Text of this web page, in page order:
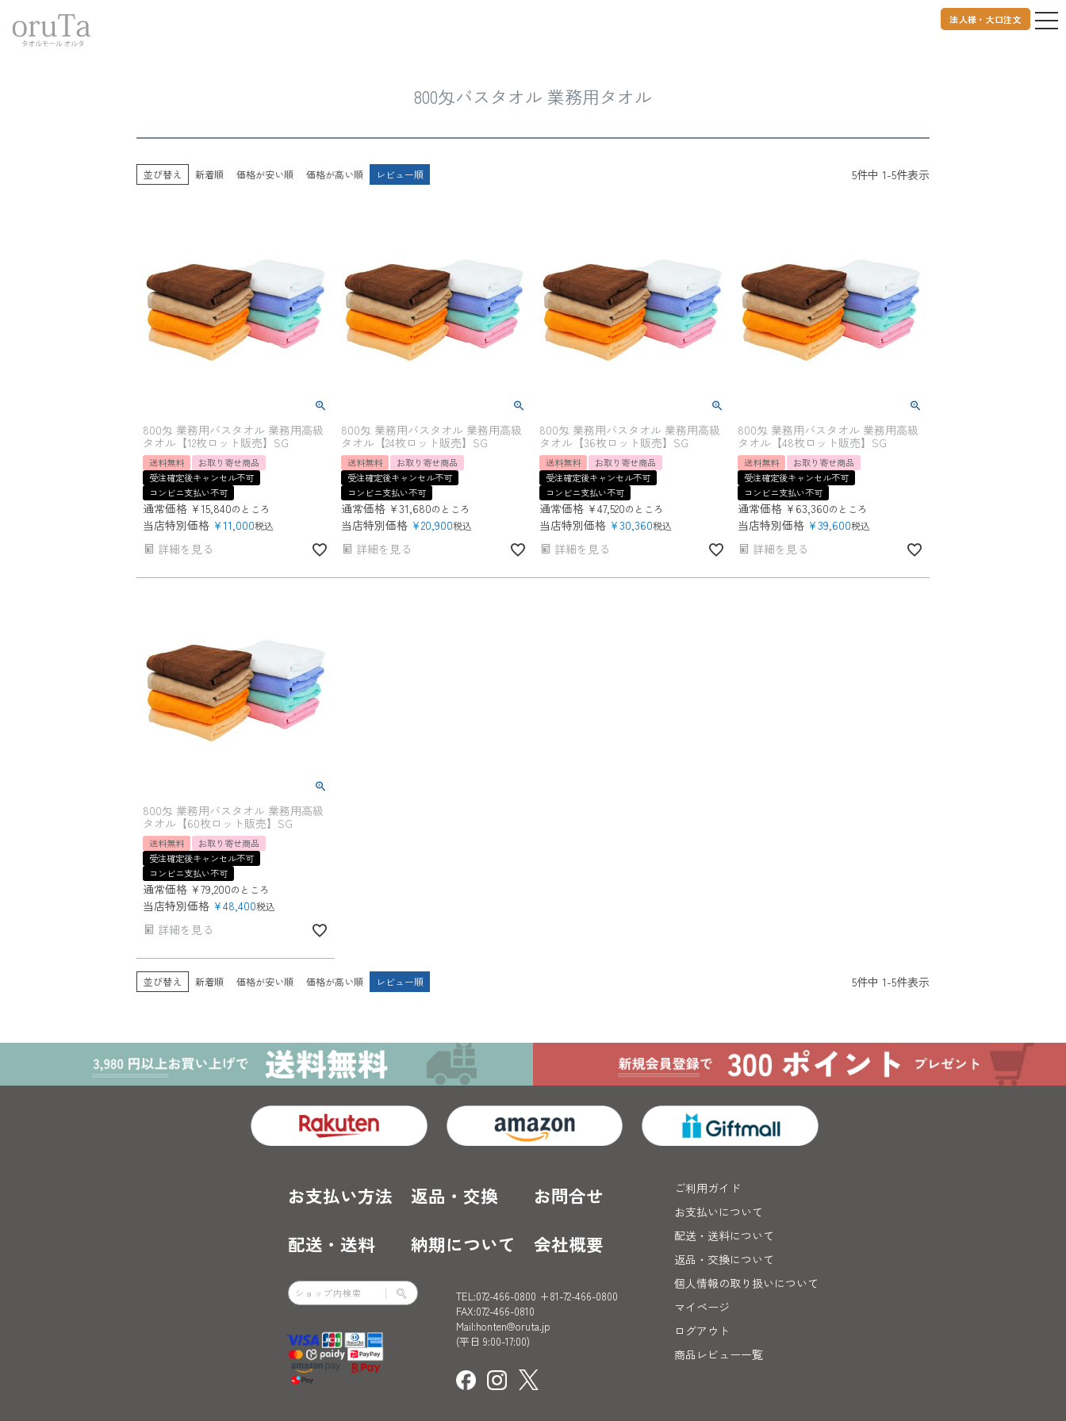
法人様・大口注文
トップページ
800匁バスタオル 業務用タオル
並び替え 新着順 価格が安い順 価格が高い順 レビュー順 5件中 1-5件表示
800匁 業務用バスタオル 業務用高級
タオル【12枚ロット販売】SG
送料無料
お取り寄せ商品
受注確定後キャンセル不可
コンビニ支払い不可
通常価格 ¥15,840のところ
当店特別価格 ¥11,000税込
詳細を見る
800匁 業務用バスタオル 業務用高級
タオル【24枚ロット販売】SG
送料無料
お取り寄せ商品
受注確定後キャンセル不可
コンビニ支払い不可
通常価格 ¥31,680のところ
当店特別価格 ¥20,900税込
詳細を見る
800匁 業務用バスタオル 業務用高級
タオル【36枚ロット販売】SG
送料無料
お取り寄せ商品
受注確定後キャンセル不可
コンビニ支払い不可
通常価格 ¥47,520のところ
当店特別価格 ¥30,360税込
詳細を見る
800匁 業務用バスタオル 業務用高級
タオル【48枚ロット販売】SG
送料無料
お取り寄せ商品
受注確定後キャンセル不可
コンビニ支払い不可
通常価格 ¥ 63,360のところ
当店特別価格 ¥39,600税込
詳細を見る
800匁 業務用バスタオル 業務用高級
タオル【60枚ロット販売】SG
送料無料
お取り寄せ商品
受注確定後キャンセル不可
コンビニ支払い不可
通常価格 ¥79,200のところ
当店特別価格 ¥48,400税込
詳細を見る
並び替え 新着順 価格が安い順 価格が高い順 レビュー順 5件中 1-5件表示
お支払い方法 返品・交換
お問合せ
配送・送料
納期について 会社概要
ご利用ガイド
お支払いについて
配送・送料について
返品・交換について
個人情報の取り扱いについて
マイページ
ログアウト
商品レビュー一覧
TEL:072-466-0800 +81-72-466-0800
FAX:072-466-0810
Mail:honten@oruta.jp
(平日 9:00-17:00)